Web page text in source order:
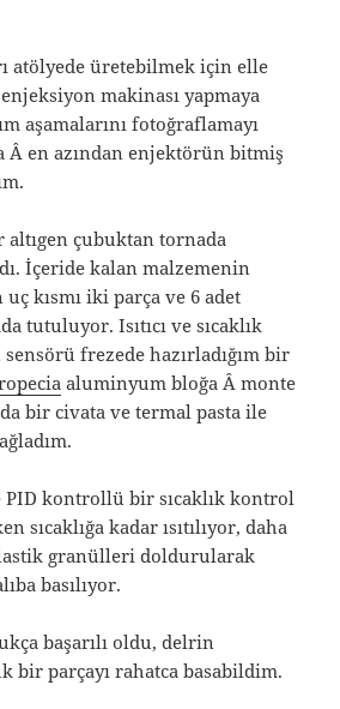
atölyede üretebilmek için elle
makinası yapmaya
aşamalarını fotoğraflamayı
Â en azından enjektörün bitmiş
çubuktan tornada
İçeride kalan malzemenin
uç kısmı iki parça ve 6 adet
tutuluyor. Isıtıcı ve sıcaklık
frezede hazırladığım bir
aluminyum bloğa Â monte
bir civata ve termal pasta ile
PID kontrollü bir sıcaklık kontrol
sıcaklığa kadar ısıtılıyor, daha
granülleri doldurularak
basılıyor.
başarılı oldu, delrin
bir parçayı rahatca basabildim.